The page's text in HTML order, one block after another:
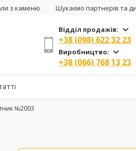
з каменю Шукаємо партнерів та
Відділ продажів:
+38 (098) 622 32 23
Виробництво:
+38 (066) 768 13 23
№2003